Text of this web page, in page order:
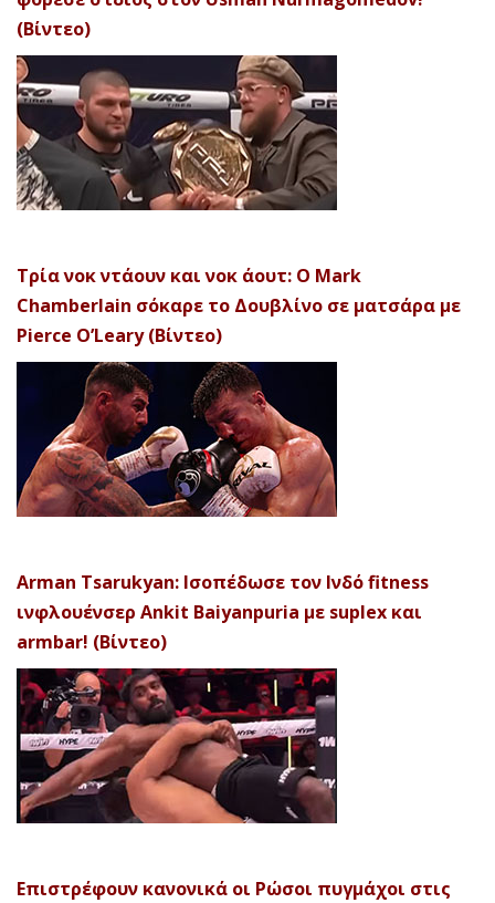
(Βίντεο)
Τρία νοκ ντάουν και νοκ άουτ: Ο Mark
Chamberlain σόκαρε το Δουβλίνο σε ματσάρα με
Pierce O’Leary (Βίντεο)
Arman Tsarukyan: Ισοπέδωσε τον Ινδό fitness
ινφλουένσερ Ankit Baiyanpuria με suplex και
armbar! (Βίντεο)
Επιστρέφουν κανονικά οι Ρώσοι πυγμάχοι στις